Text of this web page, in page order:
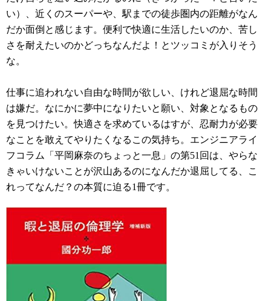
い）、近くのスーパーや、駅までの徒歩圏内の距離がなん
だか面倒と感じます。便利で快適に生活したいのか、苦し
さを耐えたいのかどっちなんだよ！とツッコミが入りそう
な。
仕事に追われない自由な時間が欲しい、けれど退屈な時間
は嫌だ。なにかに夢中になりたいと願い、対象となるもの
を見つけたい。快適さを求めているはすが、忍耐力が必要
なことを敢えてやりたくなるこの気持ち。エンジニアライ
フコラム「平岡麻奈のちょっと一息」の第51回は、やらな
きゃいけないことが沢山あるのになんだか退屈してる、こ
れってなんだ？の本質に迫る1冊です。